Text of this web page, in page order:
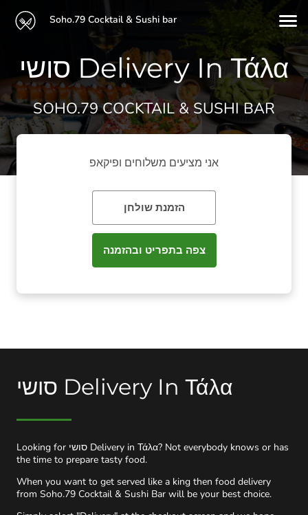
Soho.79 Cocktail & Sushi bar
סושי Delivery In Τάλα
SOHO.79 COCKTAIL & SUSHI BAR
אני מציעים משלוחים ופיקאפ
הזמנת שולחן
צפה בתפריט ובהזמנה
סושי Delivery In Τάλα
Looking for סושי Delivery in Τάλα? Not everybody knows or has
the time to prepare tasty food.
When you want to get served like a king then food delivery
from Soho.79 Cocktail & Sushi Bar will be your best choice.